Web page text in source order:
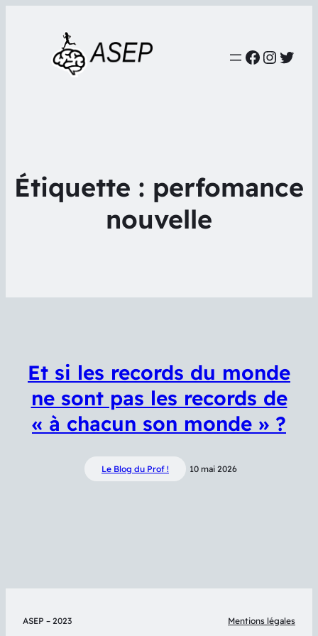
Étiquette : perfomance
nouvelle
Et si les records du monde
ne sont pas les records de
« à chacun son monde » ?
Le Blog du Prof ! 10 mai 2026
ASEP – 2023 Mentions légales